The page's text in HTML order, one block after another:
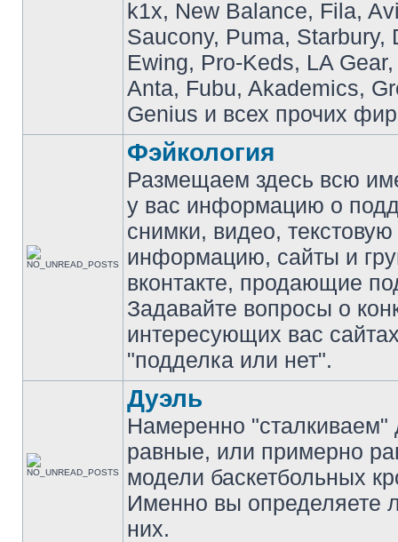
k1x, New Balance, Fila,
Saucony, Puma, Starbury,
Ewing, Pro-Keds, LA
Anta, Fubu, Akademics,
Genius и всех прочих
Фэйкология
Размещаем здесь всю
у вас информацию о
снимки, видео, текстовую
информацию, сайты и
вконтакте, продающие
Задавайте вопросы о
интересующих вас
"подделка или нет".
Дуэль
Намеренно "сталкиваем"
равные, или примерно
модели баскетбольных
Именно вы определяете
них.